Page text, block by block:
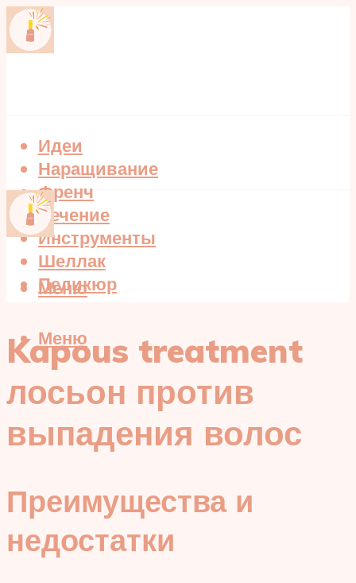
Идеи
Наращивание
Френч
Лечение
Инструменты
Шеллак
Педикюр
Меню
Меню
Kapous treatment
лосьон против
выпадения волос
Преимущества и
недостатки